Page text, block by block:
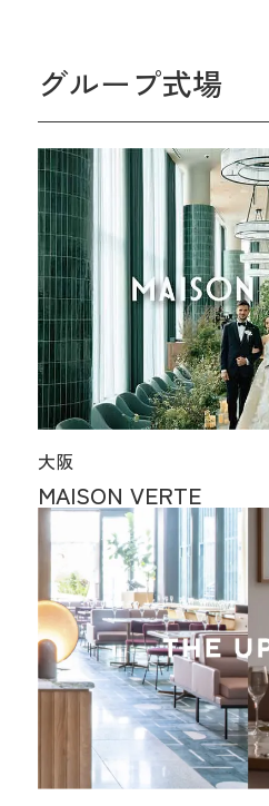
グループ式場
大阪
MAISON VERTE